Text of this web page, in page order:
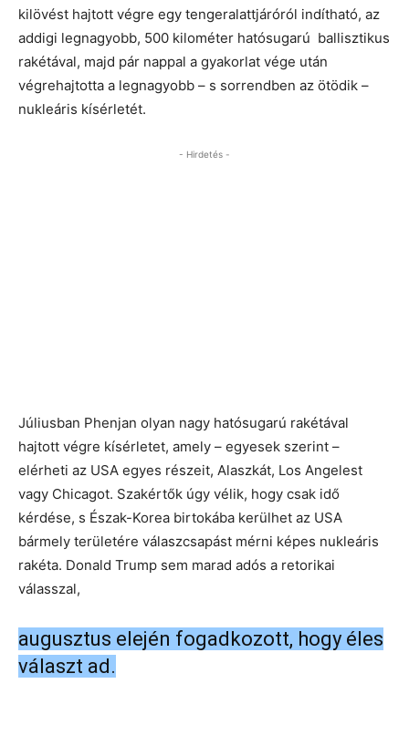
kilövést hajtott végre egy tengeralattjáróról indítható, az
addigi legnagyobb, 500 kilométer hatósugarú ballisztikus
rakétával, majd pár nappal a gyakorlat vége után
végrehajtotta a legnagyobb – s sorrendben az ötödik –
nukleáris kísérletét.
- Hirdetés -
Júliusban Phenjan olyan nagy hatósugarú rakétával
hajtott végre kísérletet, amely – egyesek szerint –
elérheti az USA egyes részeit, Alaszkát, Los Angelest
vagy Chicagot. Szakértők úgy vélik, hogy csak idő
kérdése, s Észak-Korea birtokába kerülhet az USA
bármely területére válaszcsapást mérni képes nukleáris
rakéta. Donald Trump sem marad adós a retorikai
válasszal,
augusztus elején fogadkozott, hogy éles
választ ad.